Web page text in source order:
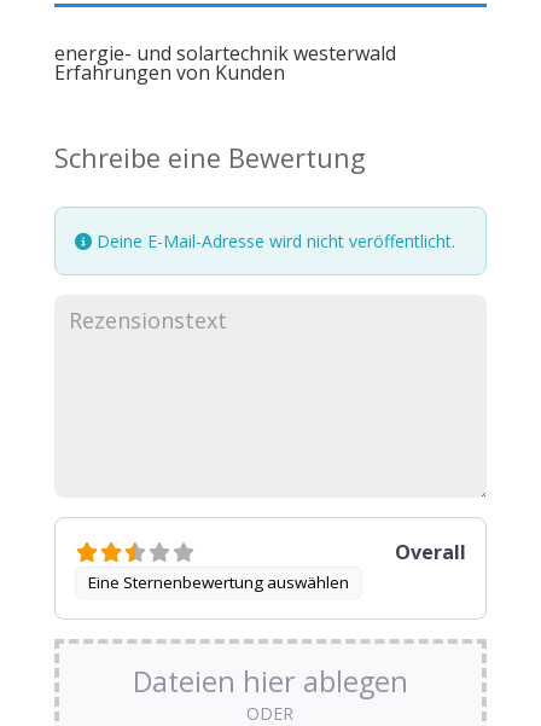
energie- und solartechnik westerwald
Erfahrungen von Kunden
Schreibe eine Bewertung
Deine E-Mail-Adresse wird nicht veröffentlicht.
Eine Sternenbewertung auswählen
Overall
Dateien hier ablegen
ODER